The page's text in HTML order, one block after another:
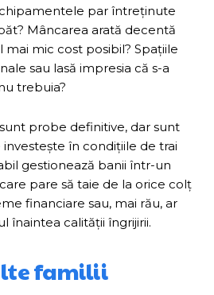
par întreținute
Mâncarea arată decentă
mic cost posibil? Spațiile
sau lasă impresia că s-a
trebuia?
probe definitive, dar sunt
în condițiile de trai
gestionează banii într-un
pare să taie de la orice colț
financiare sau, mai rău, ar
înaintea calității îngrijirii.
familii